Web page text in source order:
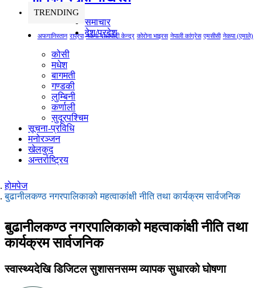
TRENDING
अफगानिस्तान राप्रपा नेकपा माओवादी केन्द्र कोरोना भाइरस नेपाली कांग्रेस एमसीसी नेकपा (एमाले)
समाचार
देश/प्रदेश
कोसी
मधेश
बागमती
गण्डकी
लुम्बिनी
कर्णाली
सुदूरपश्चिम
सूचना-प्रविधि
मनोरञ्जन
खेलकुद
अन्तर्राष्ट्रिय
होमपेज
बुढानीलकण्ठ नगरपालिकाको महत्वाकांक्षी नीति तथा कार्यक्रम सार्वजनिक
बुढानीलकण्ठ नगरपालिकाको महत्वाकांक्षी नीति तथा
कार्यक्रम सार्वजनिक
स्वास्थ्यदेखि डिजिटल सुशासनसम्म व्यापक सुधारको घोषणा